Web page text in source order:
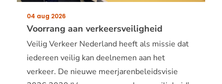
Voorrang aan verkeersveiligheid
Publicatiedatum:
04 aug 2026
Veilig Verkeer Nederland heeft als missie dat
iedereen veilig kan deelnemen aan het
verkeer. De nieuwe meerjarenbeleidsvisie